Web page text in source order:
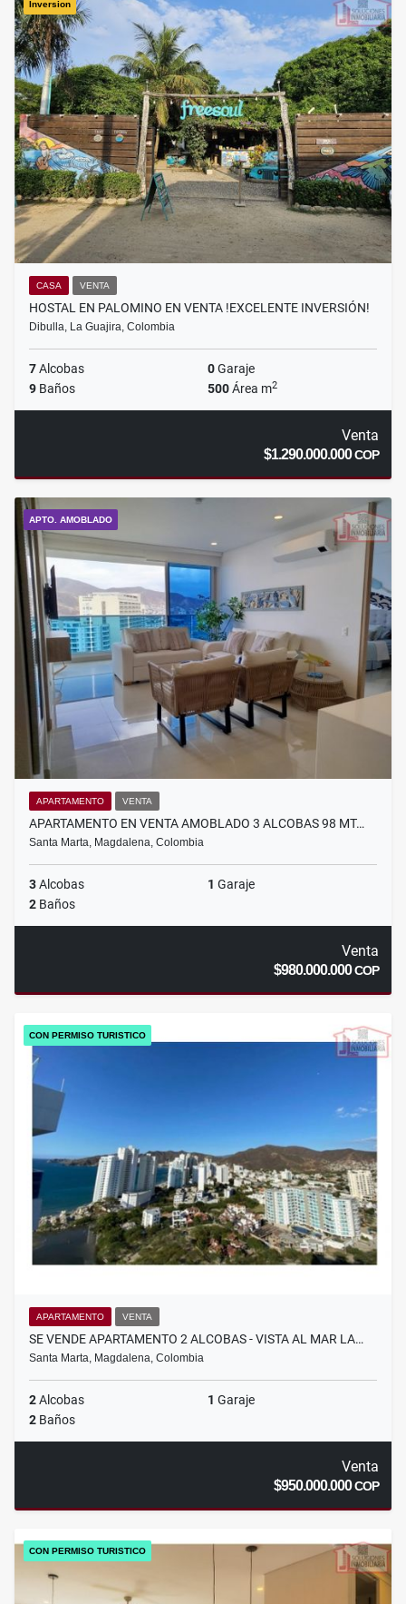
Inversion
CASA VENTA
HOSTAL EN PALOMINO EN VENTA !EXCELENTE INVERSIÓN!
Dibulla, La Guajira, Colombia
7Alcobas 0Garaje
9 Baños 500Área m2
Venta
$1.290.000.000COP
APTO. AMOBLADO
APARTAMENTO VENTA
APARTAMENTO EN VENTA AMOBLADO 3 ALCOBAS 98 MT…
Santa Marta, Magdalena, Colombia
3Alcobas 1 Garaje
2 Baños
Venta
$980.000.000COP
CON PERMISO TURISTICO
APARTAMENTO VENTA
SE VENDE APARTAMENTO 2 ALCOBAS - VISTA AL MAR LA…
Santa Marta, Magdalena, Colombia
2Alcobas 1 Garaje
2 Baños
Venta
$950.000.000COP
CON PERMISO TURISTICO